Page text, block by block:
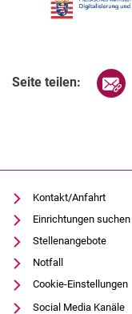
Seite teilen:
Kontakt/Anfahrt
Einrichtungen suchen
Stellenangebote
Notfall
Cookie-Einstellungen
Social Media Kanäle